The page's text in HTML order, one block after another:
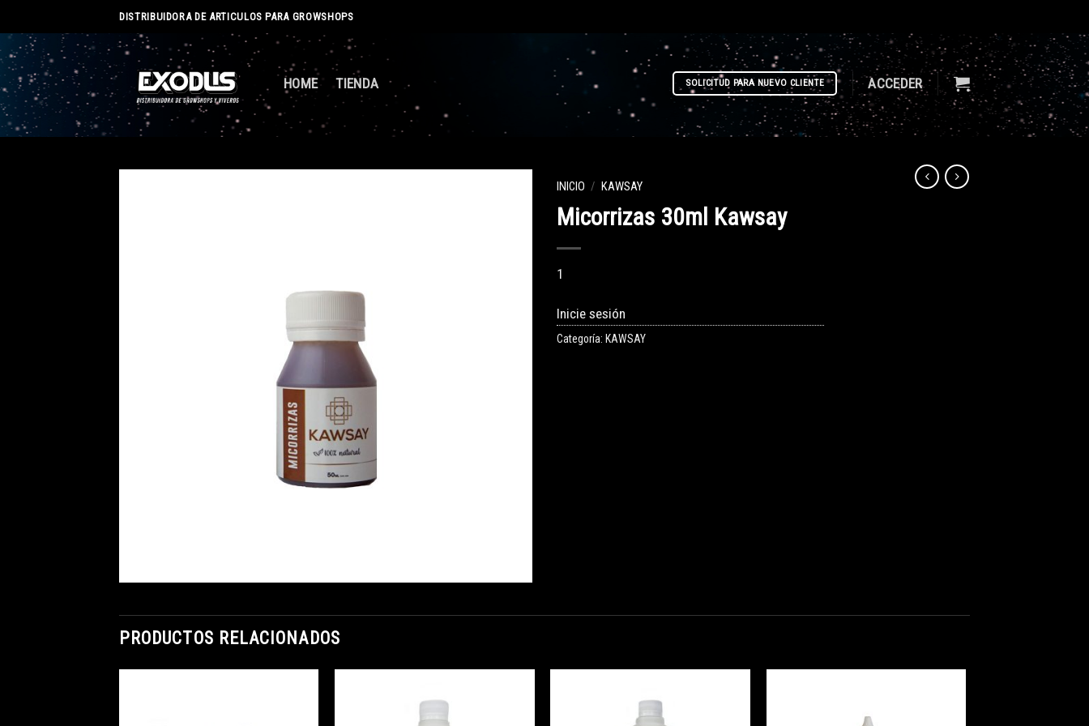
to
content
DISTRIBUIDORA DE ARTICULOS PARA GROWSHOPS
HOME TIENDA SOLICITUD PARA NUEVO CLIENTE ACCEDER
INICIO / KAWSAY
Micorrizas 30ml Kawsay
1
Inicie sesión
Categoría: KAWSAY
PRODUCTOS RELACIONADOS